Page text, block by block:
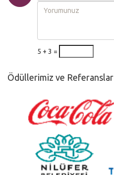
5 + 3 =
Ödüllerimiz ve Referanslar